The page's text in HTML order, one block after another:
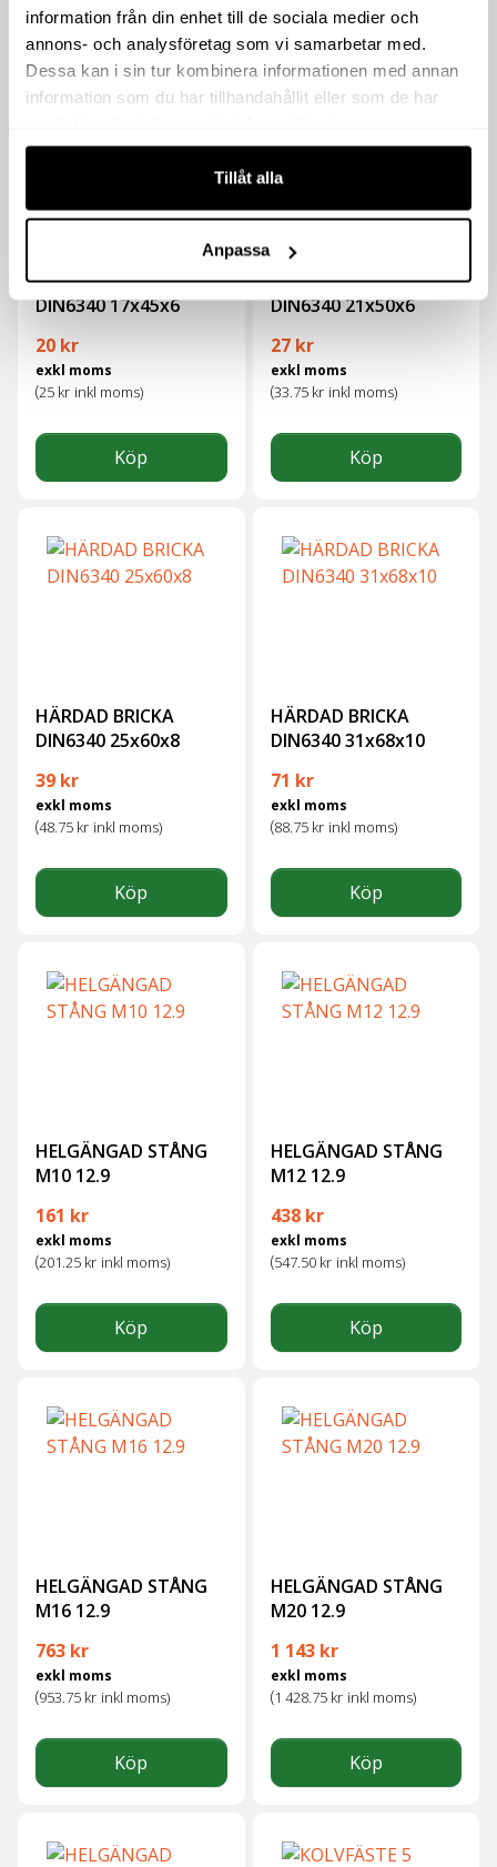
information från din enhet till de sociala medier och
annons- och analysföretag som vi samarbetar med.
Dessa kan i sin tur kombinera informationen med annan
information som du har tillhandahållit eller som de har
Tillåt alla
Anpassa
Köp Köp
HÄRDAD BRICKA
DIN6340 17x45x6
20 kr
exkl moms
(25 kr inkl moms)
Köp
HÄRDAD BRICKA
DIN6340 21x50x6
27 kr
exkl moms
(33.75 kr inkl moms)
Köp
HÄRDAD BRICKA
DIN6340 25x60x8
39 kr
exkl moms
(48.75 kr inkl moms)
Köp
HÄRDAD BRICKA
DIN6340 31x68x10
71 kr
exkl moms
(88.75 kr inkl moms)
Köp
HELGÄNGAD STÅNG
M10 12.9
161 kr
exkl moms
(201.25 kr inkl moms)
Köp
HELGÄNGAD STÅNG
M12 12.9
438 kr
exkl moms
(547.50 kr inkl moms)
Köp
HELGÄNGAD STÅNG
M16 12.9
763 kr
exkl moms
(953.75 kr inkl moms)
Köp
HELGÄNGAD STÅNG
M20 12.9
1 143 kr
exkl moms
(1 428.75 kr inkl moms)
Köp